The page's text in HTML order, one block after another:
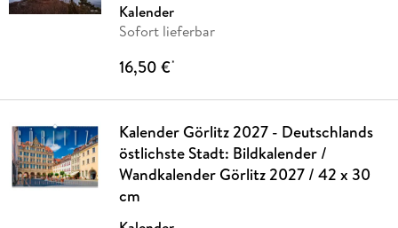
Kalender
Sofort lieferbar
16,50 €*
Kalender Görlitz 2027 - Deutschlands
östlichste Stadt: Bildkalender /
Wandkalender Görlitz 2027 / 42 x 30
cm